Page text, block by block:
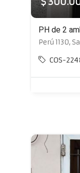
PH de 2
Perú 1130,
COS-